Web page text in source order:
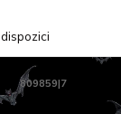
809859|7